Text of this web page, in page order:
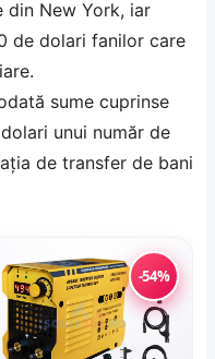
din New York, iar
de dolari fanilor care
sume cuprinse
unui număr de
de transfer de bani
-54%